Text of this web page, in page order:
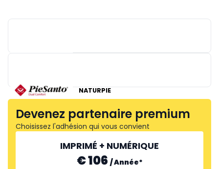
WALDLAUFER
NATURPIE
Devenez partenaire premium
Choisissez l'adhésion qui vous convient
IMPRIMÉ + NUMÉRIQUE
€ 106 /Année*